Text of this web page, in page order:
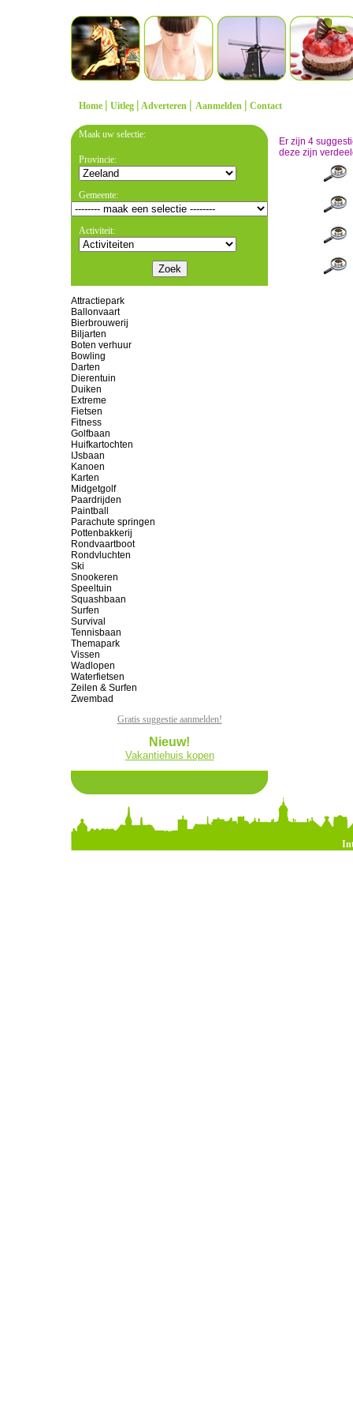
Home | Uitleg | Adverteren | Aanmelden | Contact
Maak uw selectie:
Provincie:
Gemeente:
Activiteit:
Attractiepark
Ballonvaart
Bierbrouwerij
Biljarten
Boten verhuur
Bowling
Darten
Dierentuin
Duiken
Extreme
Fietsen
Fitness
Golfbaan
Huifkartochten
IJsbaan
Kanoen
Karten
Midgetgolf
Paardrijden
Paintball
Parachute springen
Pottenbakkerij
Rondvaartboot
Rondvluchten
Ski
Snookeren
Speeltuin
Squashbaan
Surfen
Survival
Tennisbaan
Themapark
Vissen
Wadlopen
Waterfietsen
Zeilen & Surfen
Zwembad
Gratis suggestie aanmelden!
Nieuw!
Vakantiehuis kopen
Er zijn 4
deze zijn